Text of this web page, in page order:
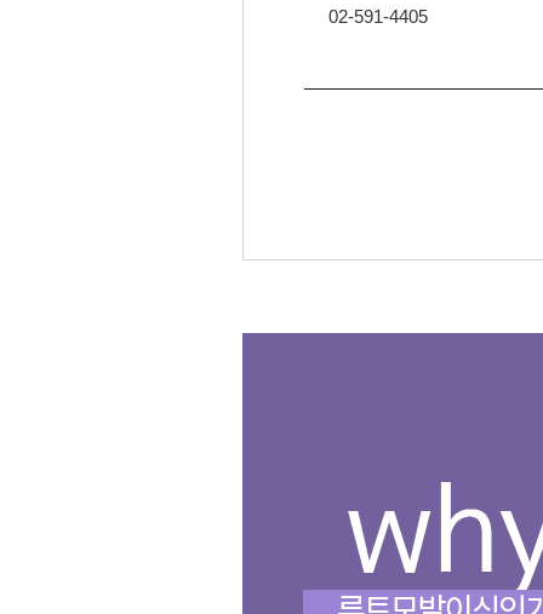
02-591-4405